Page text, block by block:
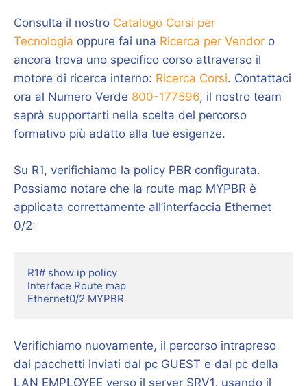
Consulta il nostro Catalogo Corsi per
Tecnologia oppure fai una Ricerca per Vendor o
ancora trova uno specifico corso attraverso il
motore di ricerca interno: Ricerca Corsi. Contattaci
ora al Numero Verde 800-177596, il nostro team
saprà supportarti nella scelta del percorso
formativo più adatto alla tue esigenze.
Su R1, verifichiamo la policy PBR configurata.
Possiamo notare che la route map MYPBR è
applicata correttamente all’interfaccia Ethernet
0/2:
R1# show ip policy
Interface Route map
Ethernet0/2 MYPBR
Verifichiamo nuovamente, il percorso intrapreso
dai pacchetti inviati dal pc GUEST e dal pc della
LAN EMPLOYEE verso il server SRV1, usando il